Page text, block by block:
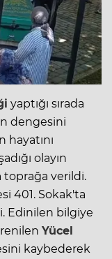
yaptığı sırada
dengesini
hayatını
olayın
toprağa verildi.
401. Sokak'ta
Edinilen bilgiye
Yücel
kaybederek